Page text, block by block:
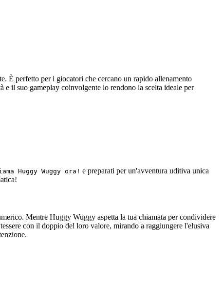
È perfetto per i giocatori che cercano un rapido allenamento
e il suo gameplay coinvolgente lo rendono la scelta ideale per
Huggy Wuggy ora! e preparati per un'avventura uditiva unica
Mentre Huggy Wuggy aspetta la tua chiamata per condividere
con il doppio del loro valore, mirando a raggiungere l'elusiva